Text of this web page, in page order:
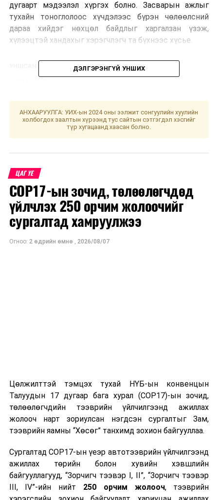
дугаарт мэдээлэл хүргэх болно. Засварын ажлыг
тухайн тоноглолоос хүчдэлээс бүрэн чөлөөлсний
дараа хийдэг нөхцөл байдлыг харгалзан үзэж,
хүлээцтэй хандахыг хэрэгчлэгч та бүхнээс хүсье.
явуулж байна
ӨМНӨХ МЭДЭЭ
Улаанбаатарт өдөртөө 26 хэм дулаан
ДЭЛГЭРЭНГҮЙ УНШИХ
АНХААРУУЛГА: УИХ-ын 2024 оны ээлжит сонгуулийн хуулийн
холбогдох заалтын хүрээнд тус сайтын сэтгэгдэл хэсгийг
түр хугацаанд хаасан болно.
ЦАГ ҮЕ
COP17-ын зочид, төлөөлөгчдөд
үйлчлэх 250 орчим жолоочийг
сургалтад хамруулжээ
Огноо: 2 өдрийн өмнө , 2026/08/07
Цөлжилттэй тэмцэх тухай НҮБ-ын конвенцын
Талуудын 17 дугаар бага хурал (COP17)-ын зочид,
төлөөлөгчдийн тээврийн үйлчилгээнд ажиллах
жолооч нарт зориулсан нэгдсэн сургалтыг Зам,
тээврийн яамны “Хөсөг” танхимд зохион байгууллаа.
Сургалтад COP17-ын үеэр автотээврийн үйлчилгээнд
ажиллах төрийн болон хувийн хэвшлийн
байгууллагууд, “Зорчигч тээвэр I, II”, “Зорчигч тээвэр
III, IV”-ийн нийт 250 орчим жолооч, тээврийн